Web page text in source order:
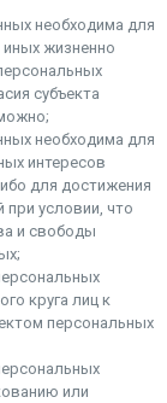
необходима для
жизненно
субъекта
необходима для
интересов
для достижения
при условии, что
и свободы
круга лиц к
персональных
или